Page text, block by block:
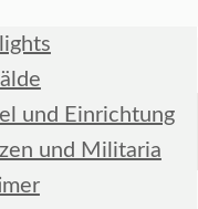
und Einrichtung
und Militaria